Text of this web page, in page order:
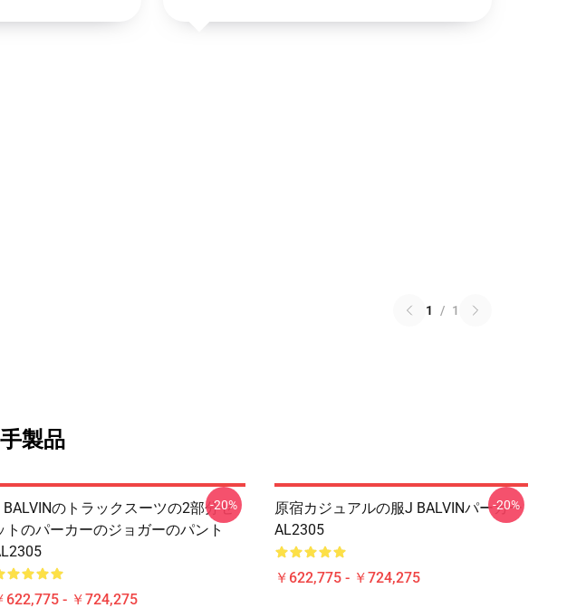
1 / 1
製品
BALVINのトラックスーツの2部分セ
トのパーカーのジョガーのパント
622,775 - ￥724,275
-20%
原宿カジュアルの服J BALVINパーカー
AL2305
￥622,775 - ￥724,275
-20%